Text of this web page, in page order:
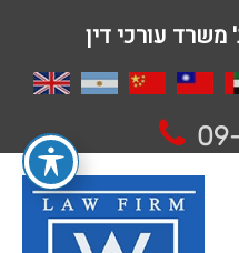
משרד עורכי דין